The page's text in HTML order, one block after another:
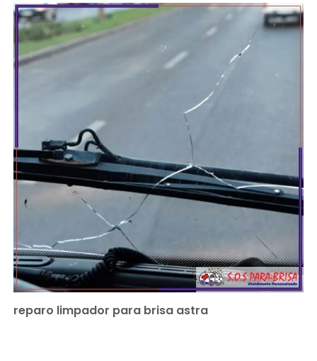
reparo limpador para brisa astra